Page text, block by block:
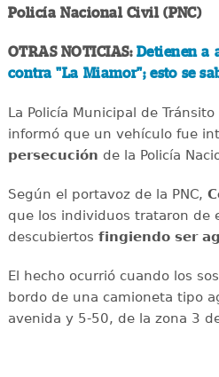
Policía Nacional Civil (PNC)
OTRAS NOTICIAS: Detienen a
contra "La Miamor"; esto se
La Policía Municipal de
informó que un vehículo fue
persecución de la Policía
Según el portavoz de la PNC,
que los individuos trataron de
descubiertos fingiendo ser
El hecho ocurrió cuando los
bordo de una camioneta tipo
avenida y 5-50, de la zona 3